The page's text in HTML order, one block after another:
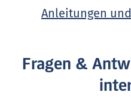
Anleitungen
Fragen &